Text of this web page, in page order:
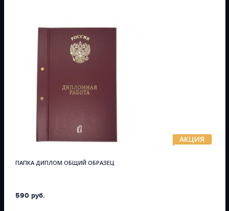
АКЦИЯ
ПАПКА ДИПЛОМ ОБЩИЙ ОБРАЗЕЦ
590 руб.